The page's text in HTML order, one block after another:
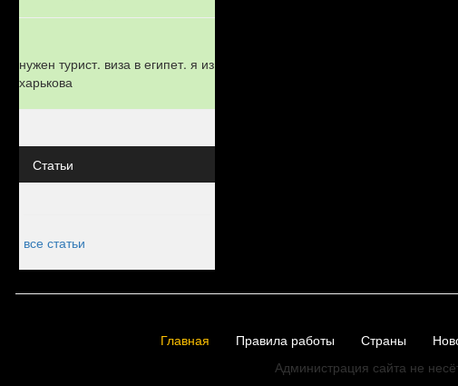
нужен турист. виза в египет. я из
харькова
Статьи
все статьи
Главная Правила работы Страны
Администрация сайта не